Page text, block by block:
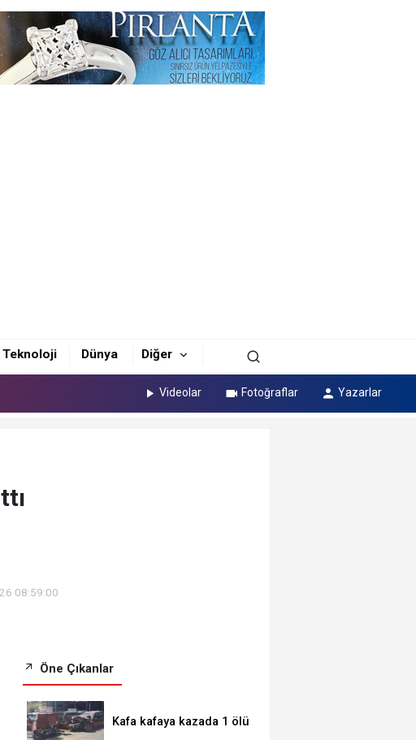
Teknoloji Dünya Diğer
Videolar Fotoğraflar Yazarlar
08:59:00
Öne Çıkanlar
Kafa kafaya kazada 1 ölü